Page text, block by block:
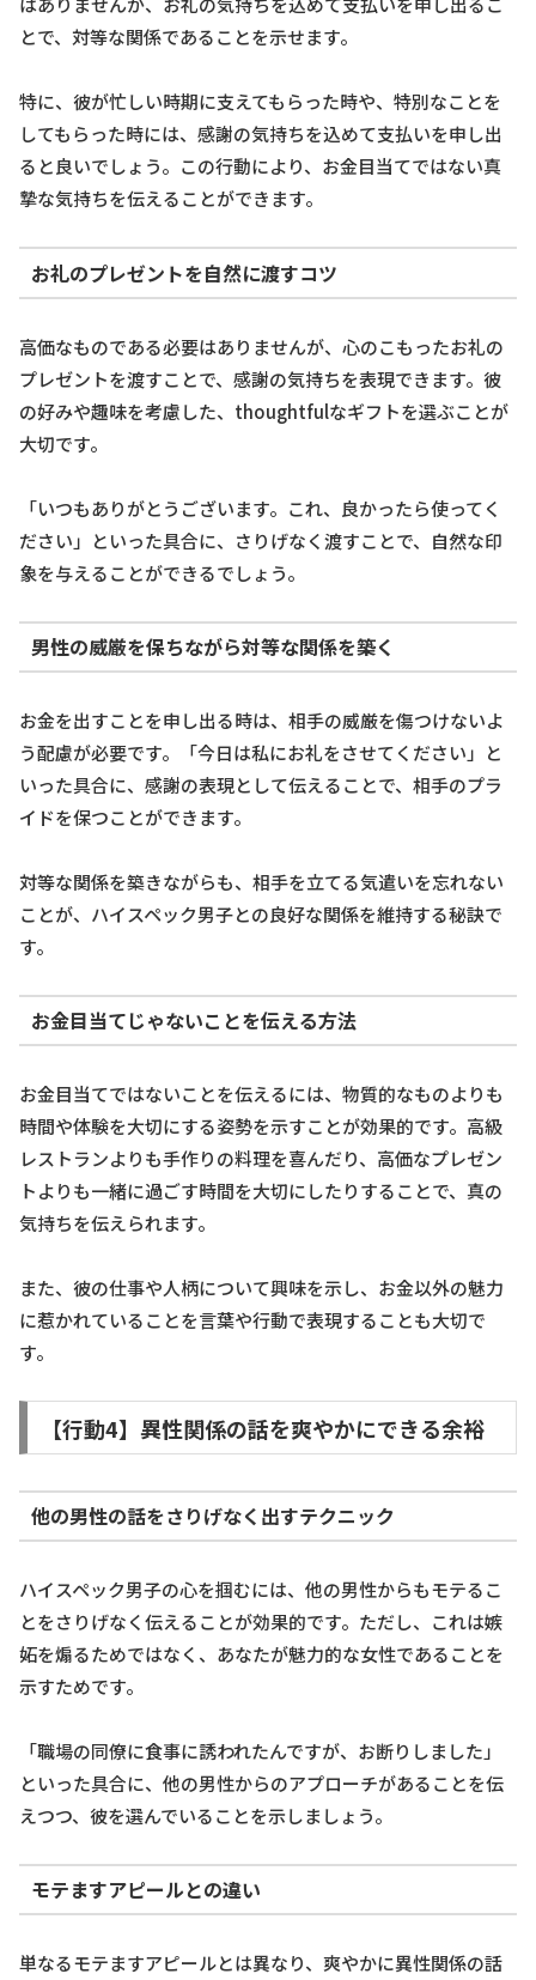
とで、対等な関係であることを示せます。
特に、彼が忙しい時期に支えてもらった時や、特別なことを
してもらった時には、感謝の気持ちを込めて支払いを申し出
ると良いでしょう。この行動により、お金目当てではない真
摯な気持ちを伝えることができます。
お礼のプレゼントを自然に渡すコツ
高価なものである必要はありませんが、心のこもったお礼の
プレゼントを渡すことで、感謝の気持ちを表現できます。彼
の好みや趣味を考慮した、thoughtfulなギフトを選ぶことが
大切です。
「いつもありがとうございます。これ、良かったら使ってく
ださい」といった具合に、さりげなく渡すことで、自然な印
象を与えることができるでしょう。
男性の威厳を保ちながら対等な関係を築く
お金を出すことを申し出る時は、相手の威厳を傷つけないよ
う配慮が必要です。「今日は私にお礼をさせてください」と
いった具合に、感謝の表現として伝えることで、相手のプラ
イドを保つことができます。
対等な関係を築きながらも、相手を立てる気遣いを忘れない
ことが、ハイスペック男子との良好な関係を維持する秘訣で
す。
お金目当てじゃないことを伝える方法
お金目当てではないことを伝えるには、物質的なものよりも
時間や体験を大切にする姿勢を示すことが効果的です。高級
レストランよりも手作りの料理を喜んだり、高価なプレゼン
トよりも一緒に過ごす時間を大切にしたりすることで、真の
気持ちを伝えられます。
また、彼の仕事や人柄について興味を示し、お金以外の魅力
に惹かれていることを言葉や行動で表現することも大切で
す。
【行動4】異性関係の話を爽やかにできる余裕
他の男性の話をさりげなく出すテクニック
ハイスペック男子の心を掴むには、他の男性からもモテるこ
とをさりげなく伝えることが効果的です。ただし、これは嫉
妬を煽るためではなく、あなたが魅力的な女性であることを
示すためです。
「職場の同僚に食事に誘われたんですが、お断りしました」
といった具合に、他の男性からのアプローチがあることを伝
えつつ、彼を選んでいることを示しましょう。
モテますアピールとの違い
単なるモテますアピールとは異なり、爽やかに異性関係の話